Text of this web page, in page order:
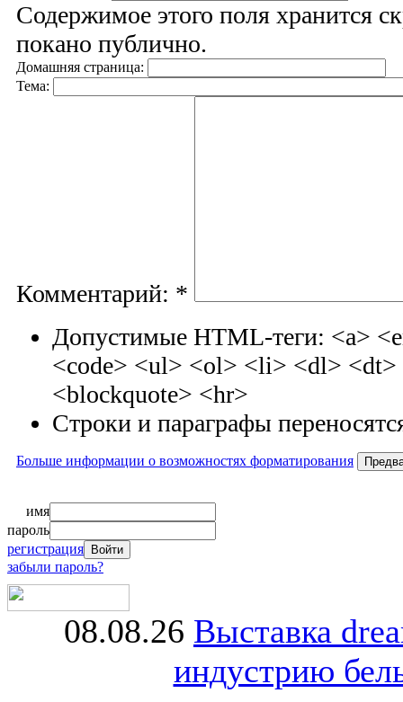
Содержимое этого поля хранится
покано публично.
Домашняя страница:
Тема:
Комментарий: *
Допустимые HTML-теги: <a>
<code> <ul> <ol> <li> <dl> <dt>
<blockquote> <hr>
Строки и параграфы
Больше информации о возможностях форматирования
имя
пароль
регистрация
забыли пароль?
08.08.26 Выставка
индустрию